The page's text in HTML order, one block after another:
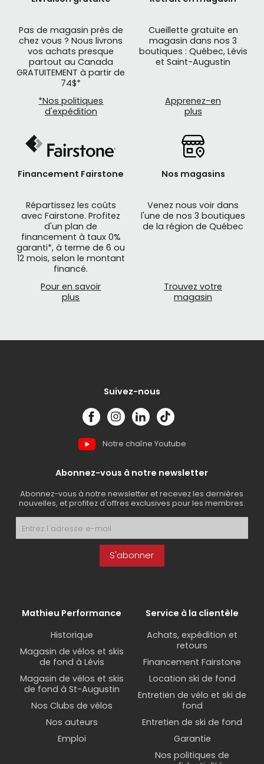
Pas de magasin près de
chez vous ? Nous livrons
vos achats presque
partout au Canada
GRATUITEMENT à partir de
74$*
*Nos politiques
d'expédition
Cueillette gratuite en
magasin dans nos 3
boutiques : Québec, Lévis
et Saint-Augustin
Apprenez-en
plus
Financement Fairstone
Répartissez les coûts
avec Fairstone. Profitez
d'un plan de
financement à taux 0%
garanti*, à terme de 6 ou
12 mois, selon le montant
financé.
Pour en savoir
plus
Nos magasins
Venez nous voir dans
l'une de nos 3 boutiques
de la région de Québec
Trouvez votre
magasin
Suivez-nous
Notre chaîne Youtube
Abonnez-vous à notre newsletter
Abonnez-vous à notre newsletter et recevez les dernières
nouvelles, et profitez d'offres exclusives pour les membres.
S'abonner
Mathieu Performance
Historique
Magasin de vélos et skis
de fond à Lévis
Magasin de vélos et skis
de fond à St-Augustin
Nos Clubs de vélos
Nos auteurs
Emploi
Service à la clientèle
Achats, expédition et
retours
Financement Fairstone
Location ski de fond
Entretien de vélo et ski de
fond
Entretien de ski de fond
Garantie
Nos politiques de